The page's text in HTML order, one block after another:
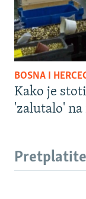
BOSNA I
Kako je
'zalutalo' na